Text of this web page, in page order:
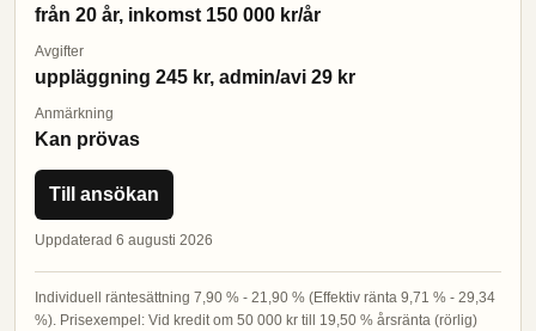
från 20 år, inkomst 150 000 kr/år
Avgifter
uppläggning 245 kr, admin/avi 29 kr
Anmärkning
Kan prövas
Till ansökan
Uppdaterad 6 augusti 2026
Individuell räntesättning 7,90 % - 21,90 % (Effektiv ränta 9,71 % - 29,34
%). Prisexempel: Vid kredit om 50 000 kr till 19,50 % årsränta (rörlig)